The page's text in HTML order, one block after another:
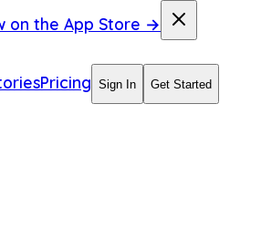
on the App Store →
Pricing Sign In Get Started